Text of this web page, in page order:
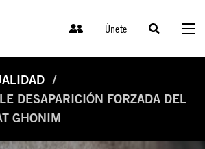
Únete
DESAPARICIÓN FORZADA DEL
GHONIM